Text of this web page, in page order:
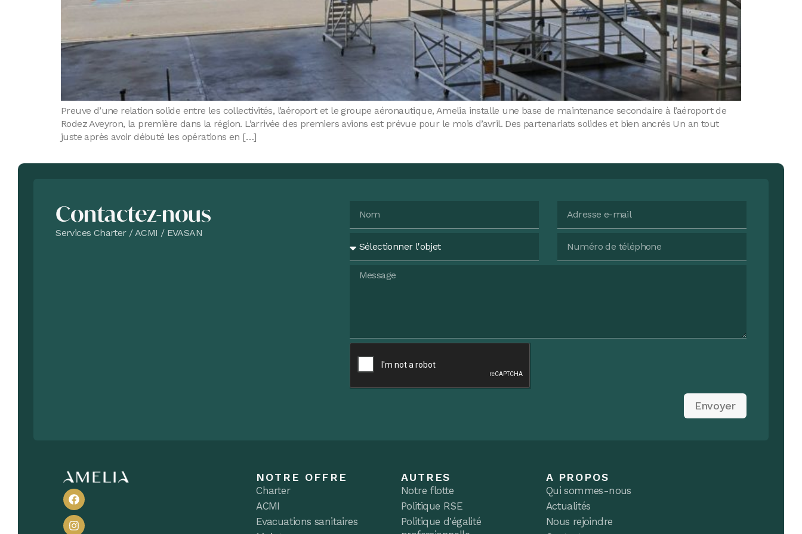
Preuve d’une relation solide entre les collectivités, l’aéroport et le groupe aéronautique, Amelia installe une base de maintenance secondaire à l’aéroport de
Rodez Aveyron, la première dans la région. L’arrivée des premiers avions est prévue pour le mois d’avril. Des partenariats solides et bien ancrés Un an tout
juste après avoir débuté les opérations en […]
Contactez-nous
Services Charter / ACMI / EVASAN
Envoyer
NOTRE OFFRE
Charter
ACMI
Evacuations sanitaires
AUTRES
Notre flotte
Politique RSE
Politique d'égalité
A PROPOS
Qui sommes-nous
Actualités
Nous rejoindre